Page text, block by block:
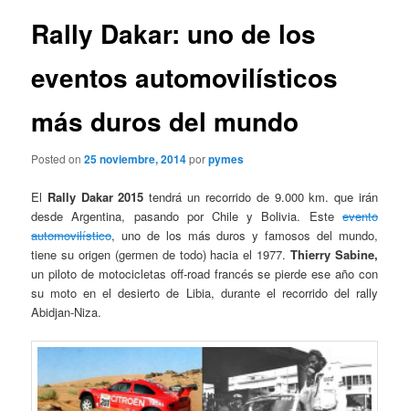
Rally Dakar: uno de los
eventos automovilísticos
más duros del mundo
Posted on25 noviembre, 2014porpymes
El Rally Dakar 2015 tendrá un recorrido de 9.000 km. que irán
desde Argentina, pasando por Chile y Bolivia. Este evento
automovilístico, uno de los más duros y famosos del mundo,
tiene su origen (germen de todo) hacia el 1977.Thierry Sabine,
un piloto de motocicletas off-road francés se pierde ese año con
su moto en el desierto de Libia, durante el recorrido del rally
Abidjan-Niza.